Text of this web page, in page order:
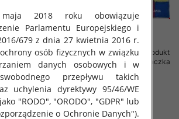
produkt
Paczka
Komplet damskie (Polska produkt
) Roz Standard , Mix Kolor Paczka
5 szt
65.00 zł
szczegóły
2018 roku obowiązuje
Parlamentu Europejskiego i
679 z dnia 27 kwietnia 2016 r.
osób fizycznych w związku
danych osobowych i w
przepływu takich
uchylenia dyrektywy 95/46/WE
"RODO", "ORODO", "GDPR" lub
o Ochronie Danych").